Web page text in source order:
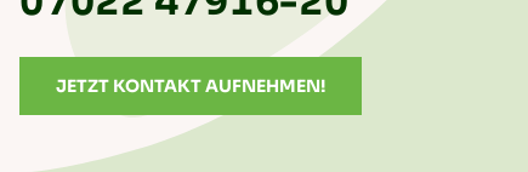
JETZT KONTAKT AUFNEHMEN!